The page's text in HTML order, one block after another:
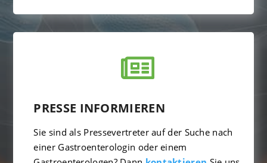

PRESSE INFORMIEREN
Sie sind als Pressevertreter auf der Suche nach
einer Gastroenterologin oder einem